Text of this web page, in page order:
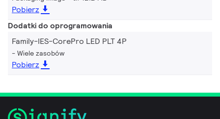
Pobierz
Dodatki do oprogramowania
Family-IES-CorePro LED PLT 4P
Wiele zasobów
Pobierz